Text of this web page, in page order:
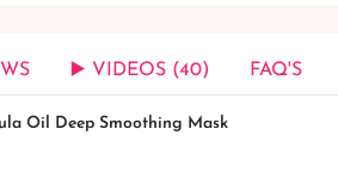
▶️ VIDEOS (40) FAQ'S
Oil Deep Smoothing Mask